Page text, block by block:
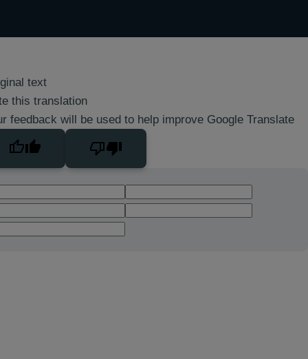
text
this translation
feedback will be used to help improve Google Translate